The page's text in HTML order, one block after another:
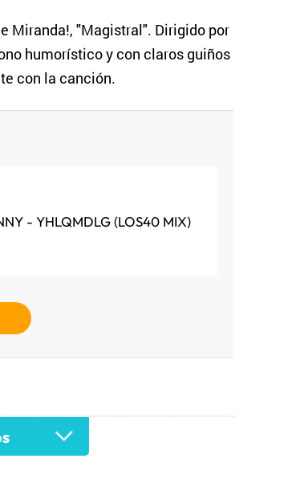
Miranda!, "Magistral". Dirigido por
humorístico y con claros guiños
con la canción.
- YHLQMDLG (LOS40 MIX)